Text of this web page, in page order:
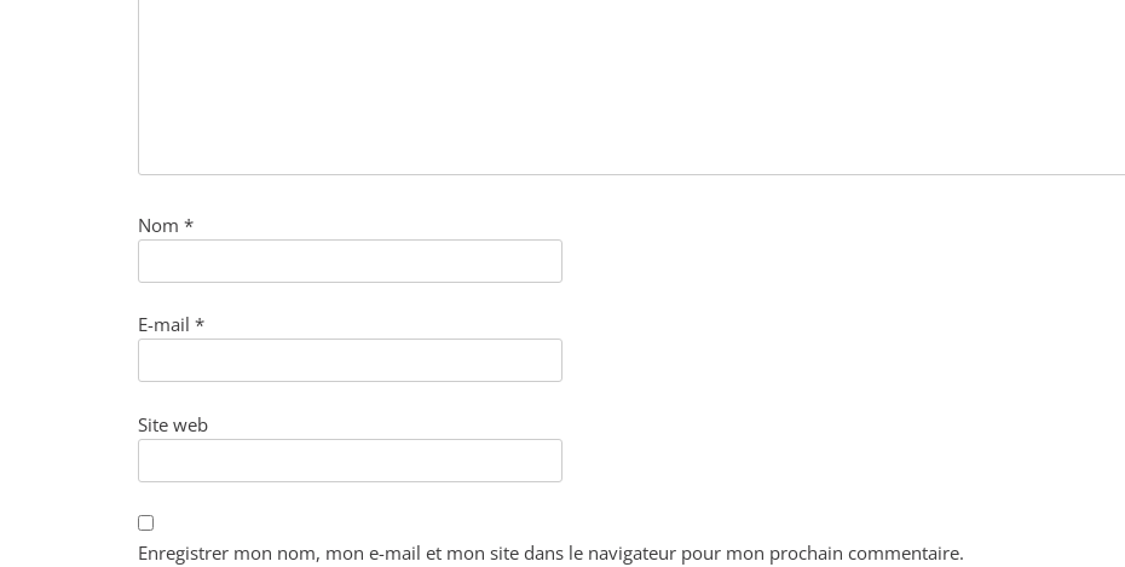
Nom *
E-mail *
Site web
Enregistrer mon nom, mon e-mail et mon site dans le navigateur pour mon prochain commentaire.